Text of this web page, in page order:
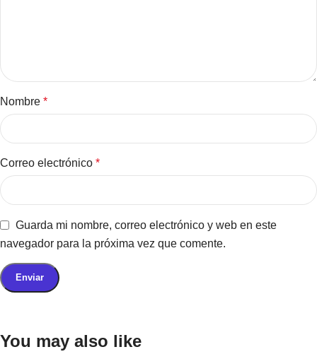
Nombre *
Correo electrónico *
Guarda mi nombre, correo electrónico y web en este
navegador para la próxima vez que comente.
You may also like